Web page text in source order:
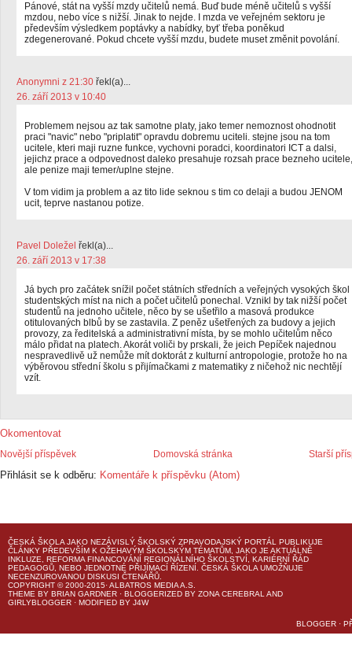
Pánové, stát na vyšší mzdy učitelů nemá. Buď bude méně učitelů s vyšší
mzdou, nebo více s nižší. Jinak to nejde. I mzda ve veřejném sektoru je
především výsledkem poptávky a nabídky, byť třeba poněkud
zdegenerované. Pokud chcete vyšší mzdu, budete muset změnit povolání.
Anonymni z 21:30 řekl(a)...
26. září 2013 v 10:40
Problemem nejsou az tak samotne platy, jako temer nemoznost ohodnotit
praci "navic" nebo "priplatit" opravdu dobremu uciteli. stejne jsou na tom
ucitele, kteri maji ruzne funkce, vychovni poradci, koordinatori ICT a dalsi,
jejichz prace a odpovednost daleko presahuje rozsah prace bezneho ucitele,
ale penize maji temer/uplne stejne.
V tom vidim ja problem a az tito lide seknou s tim co delaji a budou JENOM
ucit, teprve nastanou potize.
Pavel Doležel řekl(a)...
26. září 2013 v 17:38
Já bych pro začátek snížil počet státních středních a veřejných vysokých škol
studentských míst na nich a počet učitelů ponechal. Vznikl by tak nižší počet
studentů na jednoho učitele, něco by se ušetřilo a masová produkce
otitulovaných blbů by se zastavila. Z peněz ušetřených za budovy a jejich
provozy, za ředitelská a administrativní místa, by se mohlo učitelům něco
málo přidat na platech. Akorát voliči by prskali, že jeich Pepíček najednou
nespravedlivě už nemůže mít doktorát z kulturní antropologie, protože ho na
výběrovou střední školu s přijímačkami z matematiky z ničehož nic nechtějí
vzít.
Okomentovat
Novější příspěvek Starší
Domovská stránka
Přihlásit se k odběru: Komentáře k příspěvku (Atom)
ČESKÁ ŠKOLA JAKO NEZÁVISLÝ ŠKOLSKÝ ZPRAVODAJSKÝ PORTÁL PUBLIKUJE
ČLÁNKY PŘEDEVŠÍM K OŽEHAVÝM ŠKOLSKÝM TÉMATŮM, JAKO JE AKTUÁLNĚ
INKLUZE, REFORMA FINANCOVÁNÍ REGIONÁLNÍHO ŠKOLSTVÍ, KARIÉRNÍ ŘÁD
PEDAGOGŮ, NEBO JEDNOTNÉ PŘIJÍMACÍ ŘÍZENÍ. ČESKÁ ŠKOLA UMOŽŇUJE
NECENZUROVANOU DISKUSI ČTENÁŘŮ.
COPYRIGHT © 2000-2015· ALBATROS MEDIA A.S.
THEME BY BRIAN GARDNER · BLOGGERIZED BY ZONA CEREBRAL AND
GIRLYBLOGGER · MODIFIED BY J4W
BLOGGER ·